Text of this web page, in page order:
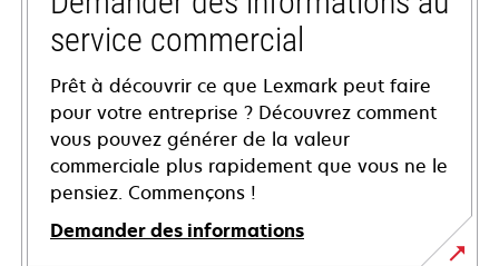
service commercial
Prêt à découvrir ce que Lexmark peut faire
pour votre entreprise ? Découvrez comment
vous pouvez générer de la valeur
commerciale plus rapidement que vous ne le
pensiez. Commençons !
Demander des informations